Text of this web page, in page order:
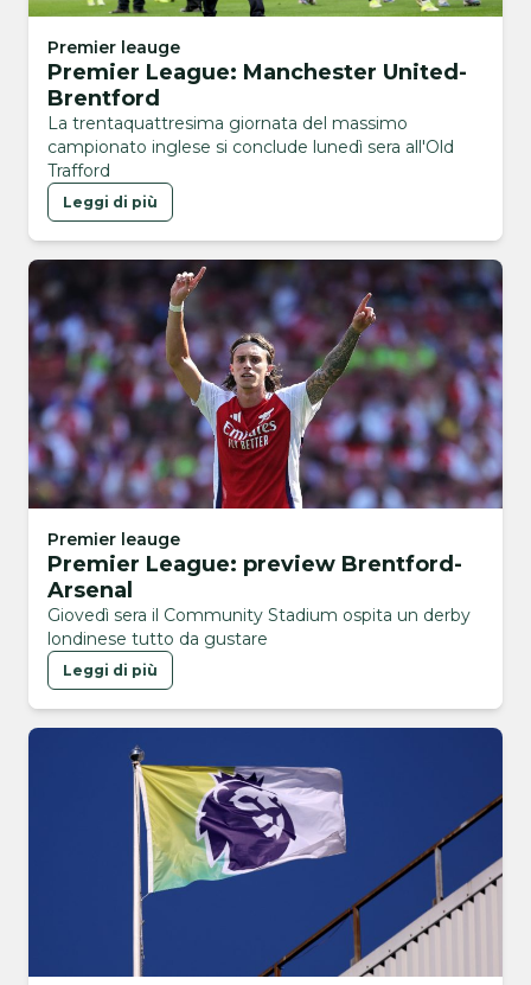
Premier leauge
Premier League: Manchester United-
Brentford
La trentaquattresima giornata del massimo
campionato inglese si conclude lunedì sera all'Old
Trafford
Leggi di più
Premier leauge
Premier League: preview Brentford-
Arsenal
Giovedì sera il Community Stadium ospita un derby
londinese tutto da gustare
Leggi di più